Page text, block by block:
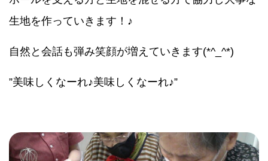
生地を作っていきます！♪
自然と会話も弾み笑顔が増えていきます(*^_^*)
”美味しくなーれ♪美味しくなーれ♪”